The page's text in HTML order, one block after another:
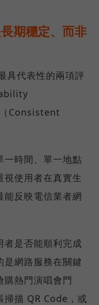
期穩定、而非
具代表性的兩項評
Consistent
一時間、單一地點
使用者在真實生
能反映電信業者網
者是否能順利完成
是網路服務在關鍵
購熱門演唱會門
掃描 QR Code，或